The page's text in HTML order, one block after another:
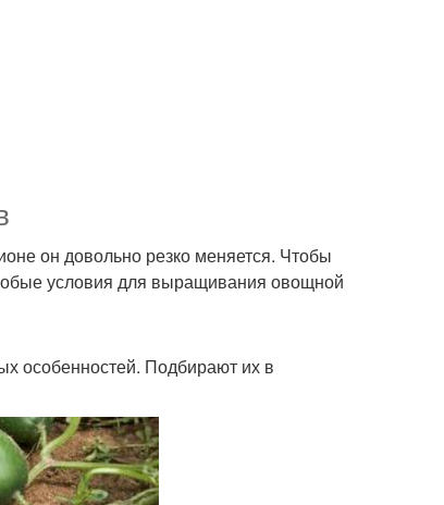
он довольно резко меняется. Чтобы
условия для выращивания овощной
особенностей. Подбирают их в